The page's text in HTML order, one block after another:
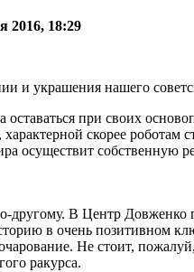
2016, 18:29
и украшения нашего
оставаться при своих
скорее
осуществит собственную
В Центр Довженко
в очень позитивном
Не стоит,
ракурса.